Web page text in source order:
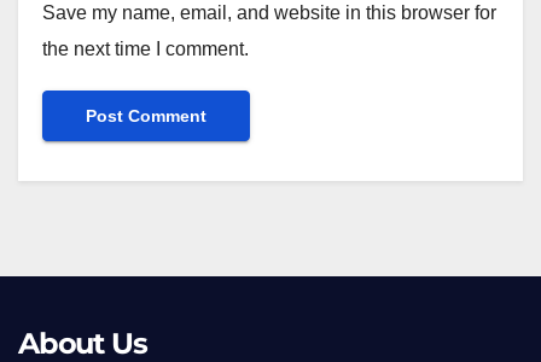
Save my name, email, and website in this browser for
the next time I comment.
About Us